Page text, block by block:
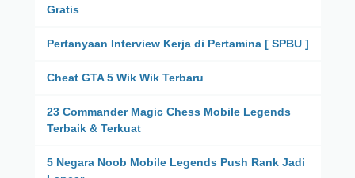
Gratis
Pertanyaan Interview Kerja di Pertamina [ SPBU ]
Cheat GTA 5 Wik Wik Terbaru
23 Commander Magic Chess Mobile Legends
Terbaik & Terkuat
5 Negara Noob Mobile Legends Push Rank Jadi